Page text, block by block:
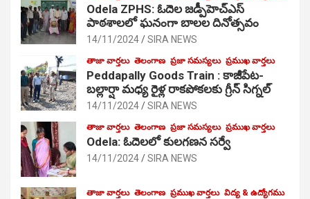
Odela ZPHS: ఓదెల జ‌డ్పీహెచ్ఎస్
పాఠ‌శాల‌లో ఘనంగా బాలల దినోత్సవం
14/11/2024 SIRA NEWS
తాజా వార్తలు తెలంగాణ ప్రజా సమస్యలు ప్రముఖ వార్తలు
Peddapally Goods Train : కాజీపేట-
బల్లార్షా మధ్య రైళ్ల రాకపోకలకు గ్రీన్ సిగ్నల్
14/11/2024 SIRA NEWS
తాజా వార్తలు తెలంగాణ ప్రజా సమస్యలు ప్రముఖ వార్తలు
Odela: ఓదెలలో కులగణన సర్వే
14/11/2024 SIRA NEWS
తాజా వార్తలు తెలంగాణ ప్రముఖ వార్తలు విద్య & ఉద్యోగము